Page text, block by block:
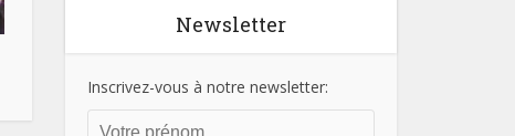
Newsletter
Inscrivez-vous à notre newsletter: